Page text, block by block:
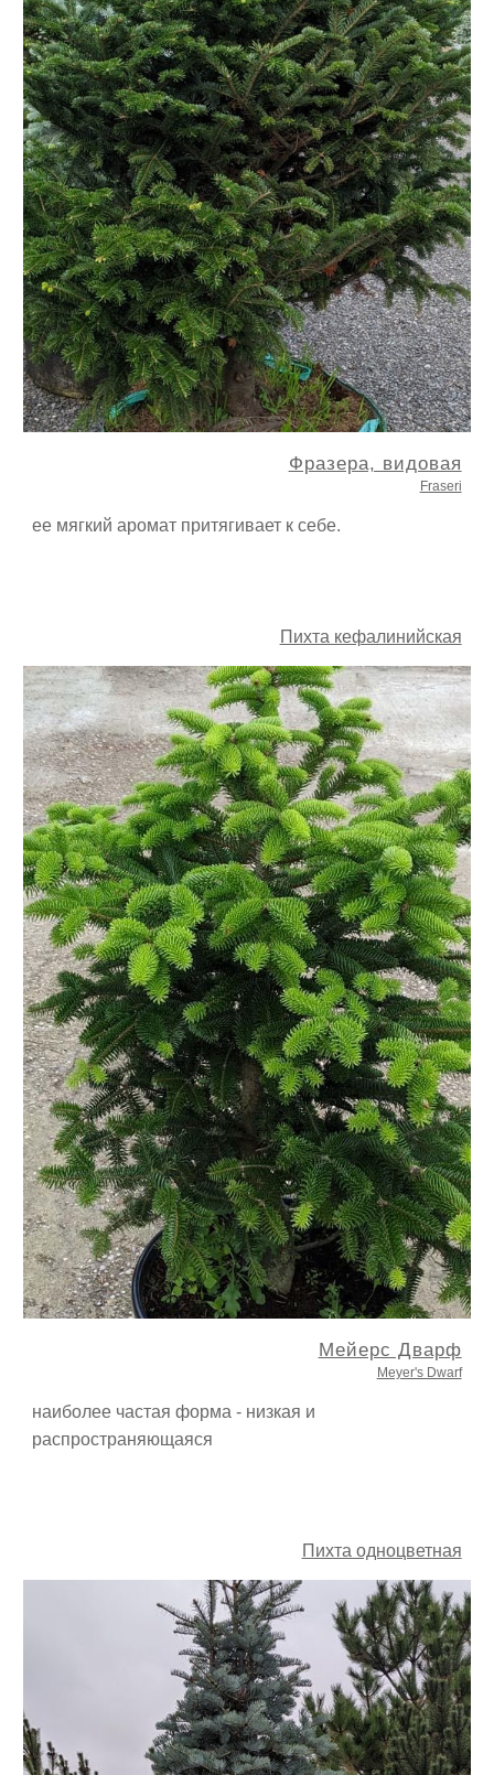
Фразера, видовая
Fraseri
ее мягкий аромат притягивает к себе.
Пихта кефалинийская
Мейерс Дварф
Meyer's Dwarf
наиболее частая форма - низкая и
распространяющаяся
Пихта одноцветная